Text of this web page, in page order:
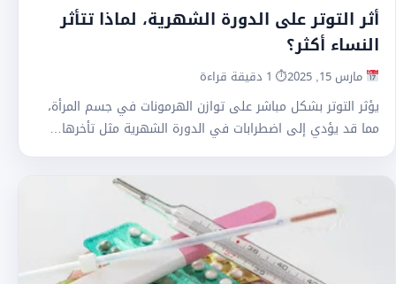
أثر التوتر على الدورة الشهرية، لماذا تتأثر
النساء أكثر؟
مارس 15, 2025 ⏱ 1 دقيقة قراءة
يؤثر التوتر بشكل مباشر على توازن الهرمونات في جسم المرأة،
مما قد يؤدي إلى اضطرابات في الدورة الشهرية مثل تأخرها…